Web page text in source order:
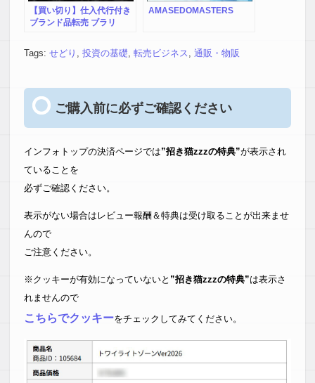
【買い切り】仕入代行付き
ブランド品転売 ブラリ
AMASEDOMASTERS
Tags: せどり 投資の基礎 転売ビジネス 通販・物販
ご購入前に必ずご確認ください
インフォトップの決済ページでは”招き猫zzzの特典”が表示され
ていることを
必ずご確認ください。
表示がない場合はレビュー報酬＆特典は受け取ることが出来ませ
んので
ご注意ください。
※クッキーが有効になっていないと ”招き猫zzzの特典”は表示さ
れませんので
こちらでクッキーをチェックしてみてください。